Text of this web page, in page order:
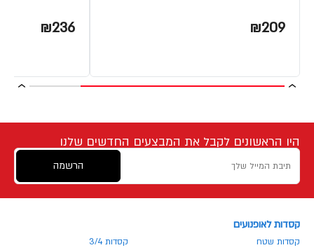
₪209
₪236
היו הראשונים לקבל את המבצעים החדשים שלנו
הרשמה
קסדות לאופנועים
קסדות שטח
קסדות 3/4